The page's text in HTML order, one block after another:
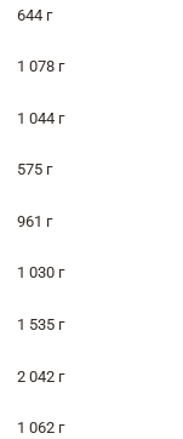
644 г
1 078 г
1 044 г
575 г
961 г
1 030 г
1 535 г
2 042 г
1 062 г